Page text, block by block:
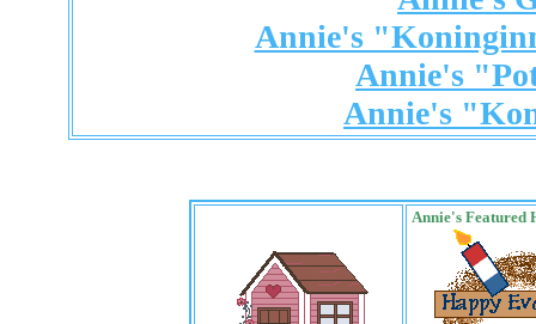
Annie's
Annie's
Annie's
Annie's Featured